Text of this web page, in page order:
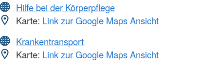
Hilfe bei der Körperpflege
Karte: Link zur Google Maps Ansicht
Krankentransport
Karte: Link zur Google Maps Ansicht